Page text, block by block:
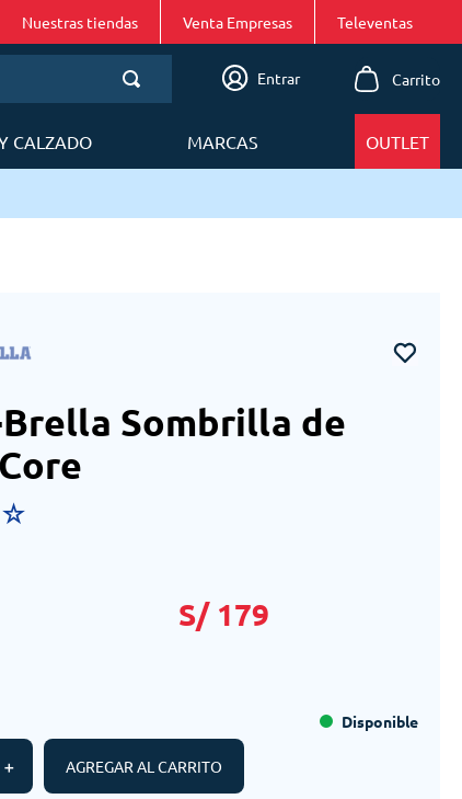
Nuestras tiendas Venta Empresas
Entrar
CALZADO MARCAS OUTLET
Sombrilla de
☆
S/ 179
＋
Disponible
AGREGAR AL CARRITO